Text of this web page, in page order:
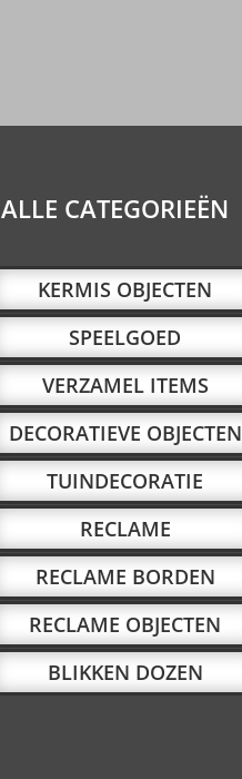
ALLE CATEGORIEËN
KERMIS OBJECTEN
SPEELGOED
VERZAMEL ITEMS
DECORATIEVE OBJECTEN
TUINDECORATIE
RECLAME
RECLAME BORDEN
RECLAME OBJECTEN
BLIKKEN DOZEN